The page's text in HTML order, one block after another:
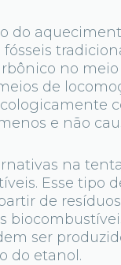
do
no
de
e não
na
Esse tipo
de
ser
do etanol.